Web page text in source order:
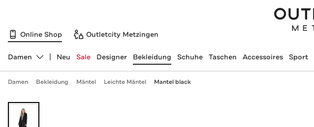
Online Shop Outletcity Metzingen
Abteilung ändern, ausgewählt:
Damen Neu Sale Designer Bekleidung Schuhe Taschen Accessoires Sport
Damen Bekleidung Mäntel Leichte Mäntel Mantel black